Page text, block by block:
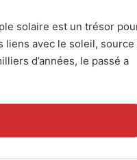
solaire est un trésor
liens avec le soleil, source
d’années, le passé a